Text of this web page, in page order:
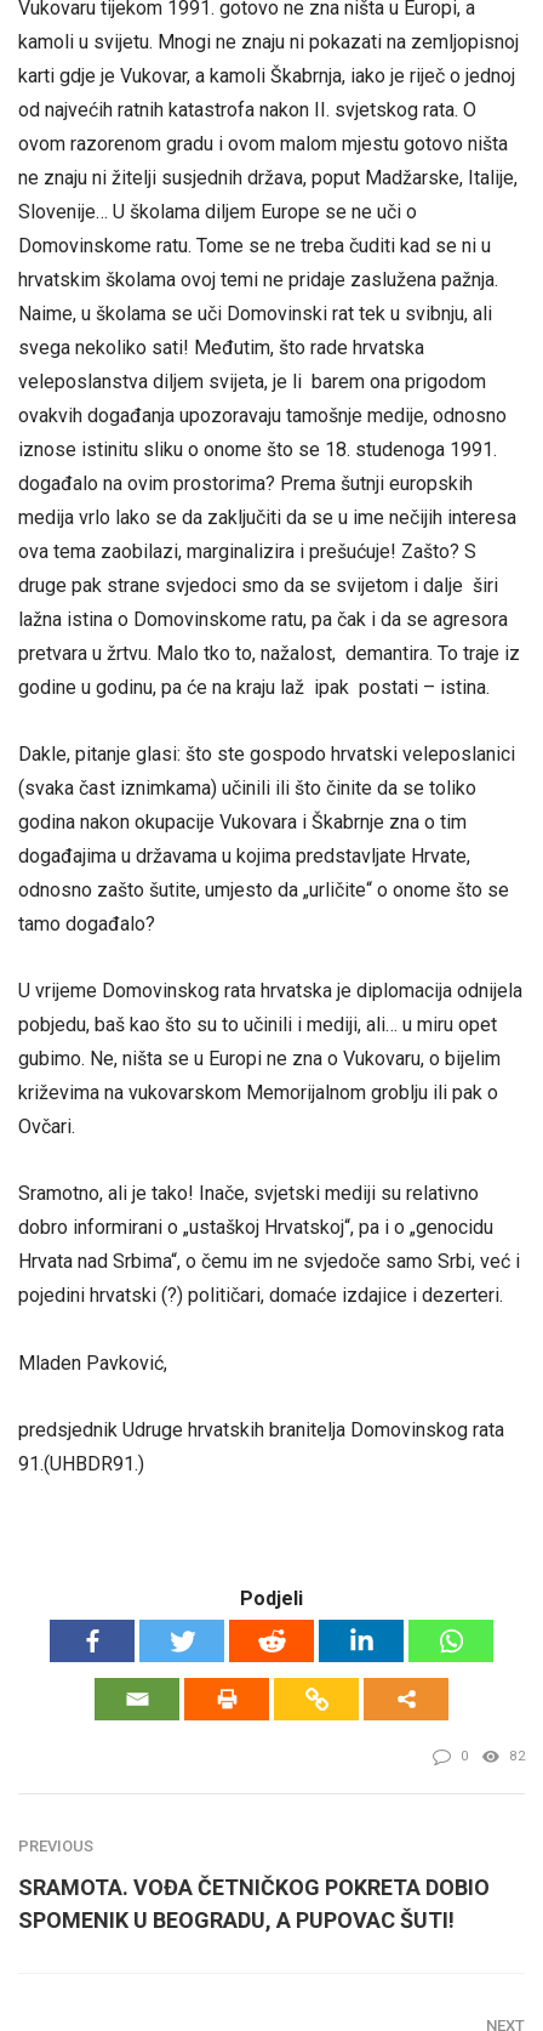
Vukovaru tijekom 1991. gotovo ne zna ništa u Europi, a
kamoli u svijetu. Mnogi ne znaju ni pokazati na zemljopisnoj
karti gdje je Vukovar, a kamoli Škabrnja, iako je riječ o jednoj
od najvećih ratnih katastrofa nakon II. svjetskog rata. O
ovom razorenom gradu i ovom malom mjestu gotovo ništa
ne znaju ni žitelji susjednih država, poput Madžarske, Italije,
Slovenije… U školama diljem Europe se ne uči o
Domovinskome ratu. Tome se ne treba čuditi kad se ni u
hrvatskim školama ovoj temi ne pridaje zaslužena pažnja.
Naime, u školama se uči Domovinski rat tek u svibnju, ali
svega nekoliko sati! Međutim, što rade hrvatska
veleposlanstva diljem svijeta, je li barem ona prigodom
ovakvih događanja upozoravaju tamošnje medije, odnosno
iznose istinitu sliku o onome što se 18. studenoga 1991.
događalo na ovim prostorima? Prema šutnji europskih
medija vrlo lako se da zaključiti da se u ime nečijih interesa
ova tema zaobilazi, marginalizira i prešućuje! Zašto? S
druge pak strane svjedoci smo da se svijetom i dalje širi
lažna istina o Domovinskome ratu, pa čak i da se agresora
pretvara u žrtvu. Malo tko to, nažalost, demantira. To traje iz
godine u godinu, pa će na kraju laž ipak postati – istina.
Dakle, pitanje glasi: što ste gospodo hrvatski veleposlanici
(svaka čast iznimkama) učinili ili što činite da se toliko
godina nakon okupacije Vukovara i Škabrnje zna o tim
događajima u državama u kojima predstavljate Hrvate,
odnosno zašto šutite, umjesto da „urličite“ o onome što se
tamo događalo?
U vrijeme Domovinskog rata hrvatska je diplomacija odnijela
pobjedu, baš kao što su to učinili i mediji, ali… u miru opet
gubimo. Ne, ništa se u Europi ne zna o Vukovaru, o bijelim
križevima na vukovarskom Memorijalnom groblju ili pak o
Ovčari.
Sramotno, ali je tako! Inače, svjetski mediji su relativno
dobro informirani o „ustaškoj Hrvatskoj“, pa i o „genocidu
Hrvata nad Srbima“, o čemu im ne svjedoče samo Srbi, već i
pojedini hrvatski (?) političari, domaće izdajice i dezerteri.
Mladen Pavković,
predsjednik Udruge hrvatskih branitelja Domovinskog rata
91.(UHBDR91.)
Podjeli
0 82
PREVIOUS
SRAMOTA. VOĐA ČETNIČKOG POKRETA DOBIO
SPOMENIK U BEOGRADU, A PUPOVAC ŠUTI!
NEXT